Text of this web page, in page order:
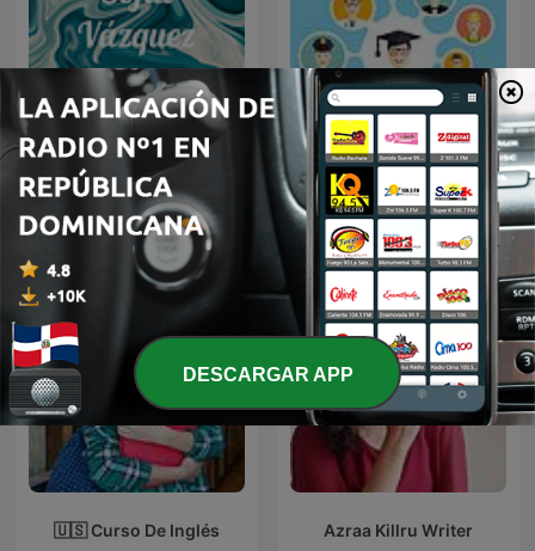
Sofía Vázquez
ORIENTACIÓN
VOCACIONAL
🇺🇸 Curso De Inglés Azraa Killru Writer
DESCARGAR APP